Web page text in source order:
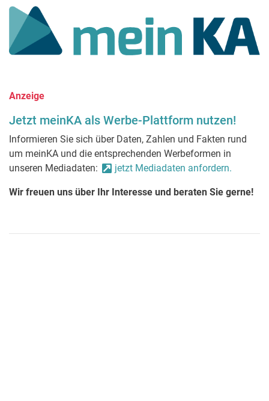
Anzeige
Jetzt meinKA als Werbe-Plattform nutzen!
Informieren Sie sich über Daten, Zahlen und Fakten rund
um meinKA und die entsprechenden Werbeformen in
unseren Mediadaten:
jetzt Mediadaten anfordern.
Wir freuen uns über Ihr Interesse und beraten Sie gerne!